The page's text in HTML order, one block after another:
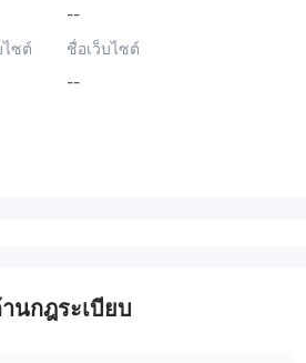
--
ไซต์
ชื่อเว็บไซต์
--
นกฎระเบียบ